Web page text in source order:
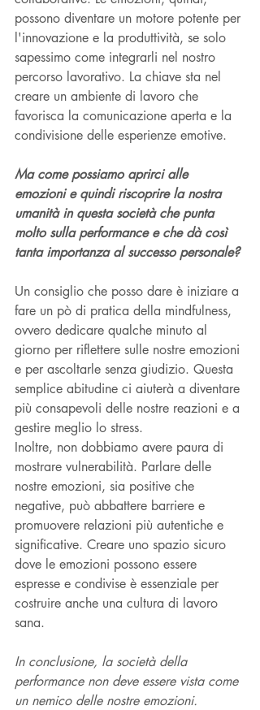
possono diventare un motore potente per
l'innovazione e la produttività, se solo
sapessimo come integrarli nel nostro
percorso lavorativo. La chiave sta nel
creare un ambiente di lavoro che
favorisca la comunicazione aperta e la
condivisione delle esperienze emotive.
Ma come possiamo aprirci alle
emozioni e quindi riscoprire la nostra
umanità in questa società che punta
molto sulla performance e che dà così
tanta importanza al successo personale?
Un consiglio che posso dare è iniziare a
fare un pò di pratica della mindfulness,
ovvero dedicare qualche minuto al
giorno per riflettere sulle nostre emozioni
e per ascoltarle senza giudizio. Questa
semplice abitudine ci aiuterà a diventare
più consapevoli delle nostre reazioni e a
gestire meglio lo stress.
Inoltre, non dobbiamo avere paura di
mostrare vulnerabilità. Parlare delle
nostre emozioni, sia positive che
negative, può abbattere barriere e
promuovere relazioni più autentiche e
significative. Creare uno spazio sicuro
dove le emozioni possono essere
espresse e condivise è essenziale per
costruire anche una cultura di lavoro
sana.
In conclusione, la società della
performance non deve essere vista come
un nemico delle nostre emozioni.